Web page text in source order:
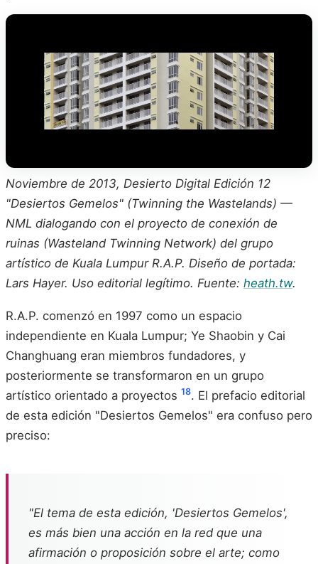
Noviembre de 2013, Desierto Digital Edición 12
"Desiertos Gemelos" (Twinning the Wastelands) —
NML dialogando con el proyecto de conexión de
ruinas (Wasteland Twinning Network) del grupo
artístico de Kuala Lumpur R.A.P. Diseño de portada:
Lars Hayer. Uso editorial legítimo. Fuente: heath.tw.
R.A.P. comenzó en 1997 como un espacio
independiente en Kuala Lumpur; Ye Shaobin y Cai
Changhuang eran miembros fundadores, y
posteriormente se transformaron en un grupo
artístico orientado a proyectos 18. El prefacio editorial
de esta edición "Desiertos Gemelos" era confuso pero
preciso:
"El tema de esta edición, 'Desiertos Gemelos',
es más bien una acción en la red que una
afirmación o proposición sobre el arte; como